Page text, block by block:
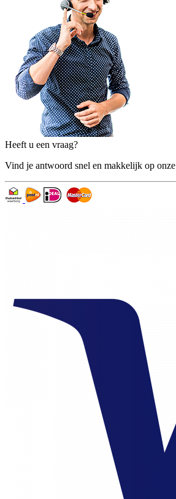
Heeft u een vraag?
Vind je antwoord snel en makkelijk op onze